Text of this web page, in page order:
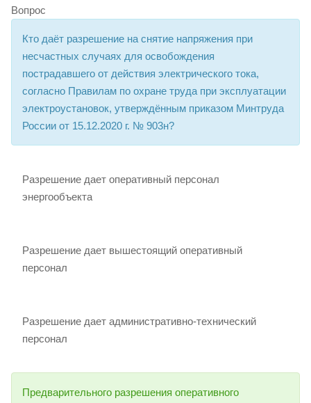
Вопрос
Кто даёт разрешение на снятие напряжения при
несчастных случаях для освобождения
пострадавшего от действия электрического тока,
согласно Правилам по охране труда при эксплуатации
электроустановок, утверждённым приказом Минтруда
России от 15.12.2020 г. № 903н?
Разрешение дает оперативный персонал
энергообъекта
Разрешение дает вышестоящий оперативный
персонал
Разрешение дает административно-технический
персонал
Предварительного разрешения оперативного